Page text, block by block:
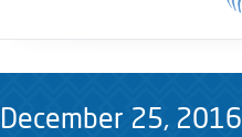
December 25, 2016